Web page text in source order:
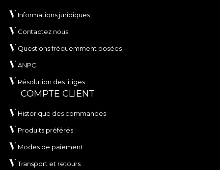
Informations juridiques
Contactez nous
Questions fréquemment posées
ANPC
Résolution des litiges
COMPTE CLIENT
Historique des commandes
Produits préférés
Modes de paiement
Transport et retours